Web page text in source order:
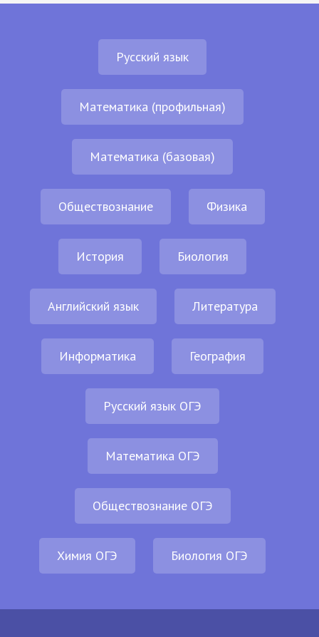
Русский язык
Математика (профильная)
Математика (базовая)
Обществознание Физика
История Биология
Английский язык Литература
Информатика География
Русский язык ОГЭ
Математика ОГЭ
Обществознание ОГЭ
Химия ОГЭ Биология ОГЭ